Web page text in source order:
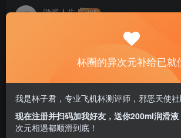
游戏人生
引言：本期测评产品是耐美尔旗下
2019年最新版耐美尔至尊装，主打
性时长。
杯圈的异次元补给已就
我是杯子君，专业飞机杯测评师，邪恶天使社
现在注册并扫码加我好友，送你200ml润滑液
次元相遇都顺滑到底！